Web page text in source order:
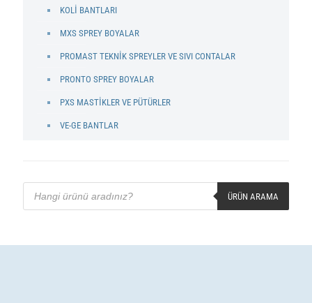
KOLİ BANTLARI
MXS SPREY BOYALAR
PROMAST TEKNİK SPREYLER VE SIVI CONTALAR
PRONTO SPREY BOYALAR
PXS MASTİKLER VE PÜTÜRLER
VE-GE BANTLAR
Products
search
ÜRÜN ARAMA